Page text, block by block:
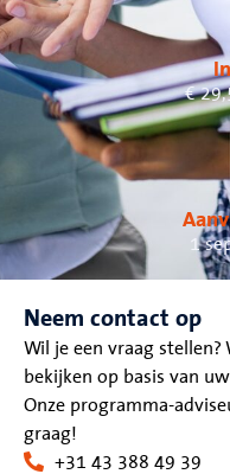
€
1
Neem contact op
Wil je een vraag
bekijken op basis van
Onze programma-
graag!
+31 43 388 49 39